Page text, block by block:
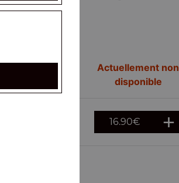
Actuellement non
disponible
16.90€